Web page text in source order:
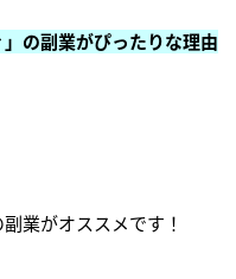
の副業がぴったりな理由
業がオススメです！